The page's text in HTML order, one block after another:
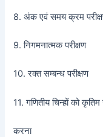
8. अंक एवं समय क्रम
9. निगमनात्मक परीक्षण
10. रक्त सम्बन्ध परीक्षण
11. गणितीय चिन्हों को
करना